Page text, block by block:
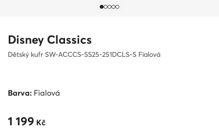
Disney Classics
Dětský kufr SW-ACCCS-SS25-251DCLS-S Fialová
Barva: Fialová
1 199 Kč
1 199 Kč